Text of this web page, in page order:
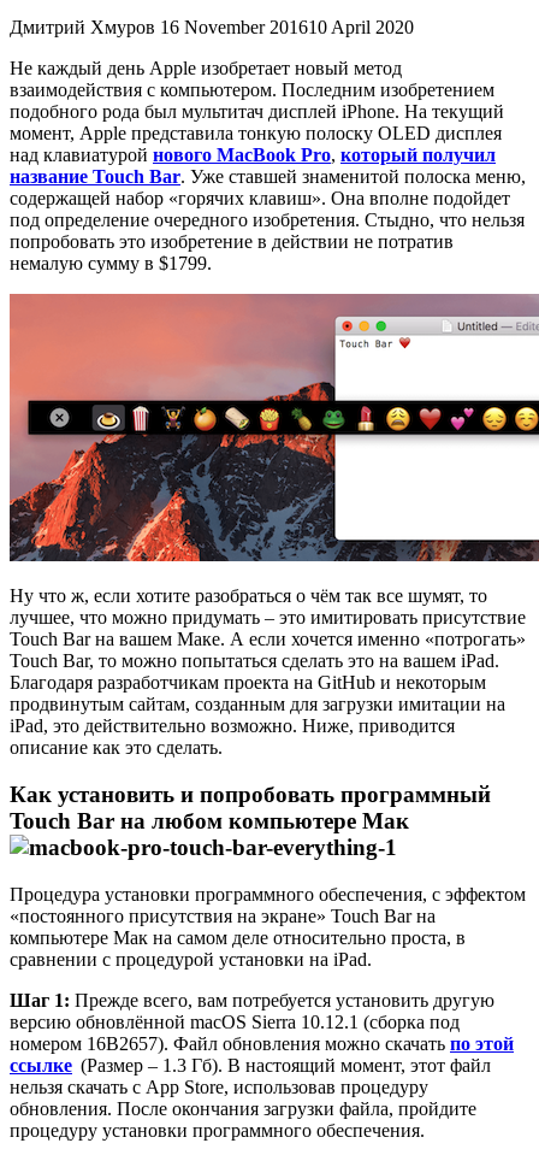
Дмитрий Хмуров 16 November 201610 April 2020
Не каждый день Apple изобретает новый метод
взаимодействия с компьютером. Последним изобретением
подобного рода был мультитач дисплей iPhone. На текущий
момент, Apple представила тонкую полоску OLED дисплея
над клавиатурой нового MacBook Pro, который получил
название Touch Bar. Уже ставшей знаменитой полоска меню,
содержащей набор «горячих клавиш». Она вполне подойдет
под определение очередного изобретения. Стыдно, что нельзя
попробовать это изобретение в действии не потратив
немалую сумму в $1799.
Ну что ж, если хотите разобраться о чём так все шумят, то
лучшее, что можно придумать – это имитировать присутствие
Touch Bar на вашем Маке. А если хочется именно «потрогать»
Touch Bar, то можно попытаться сделать это на вашем iPad.
Благодаря разработчикам проекта на GitHub и некоторым
продвинутым сайтам, созданным для загрузки имитации на
iPad, это действительно возможно. Ниже, приводится
описание как это сделать.
Как установить и попробовать программный
Touch Bar на любом компьютере Мак
Процедура установки программного обеспечения, с эффектом
«постоянного присутствия на экране» Touch Bar на
компьютере Мак на самом деле относительно проста, в
сравнении с процедурой установки на iPad.
Шаг 1: Прежде всего, вам потребуется установить другую
версию обновлённой macOS Sierra 10.12.1 (сборка под
номером 16B2657). Файл обновления можно скачать по этой
ссылке (Размер – 1.3 Гб). В настоящий момент, этот файл
нельзя скачать с App Store, использовав процедуру
обновления. После окончания загрузки файла, пройдите
процедуру установки программного обеспечения.